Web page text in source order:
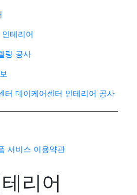
테리어
링 공사
터 데이케어센터 인테리어 공사
서비스 이용약관
리어